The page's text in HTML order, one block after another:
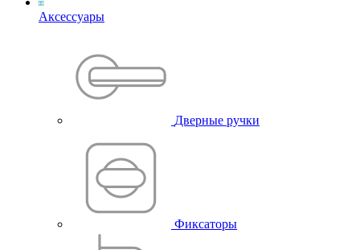
Аксессуары
Дверные ручки
Фиксаторы